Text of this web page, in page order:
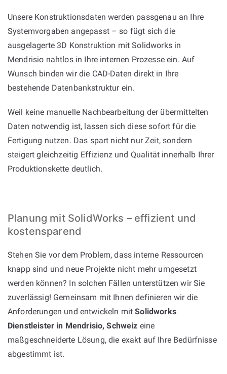
Unsere Konstruktionsdaten werden passgenau an Ihre
Systemvorgaben angepasst – so fügt sich die
ausgelagerte 3D Konstruktion mit Solidworks in
Mendrisio nahtlos in Ihre internen Prozesse ein. Auf
Wunsch binden wir die CAD-Daten direkt in Ihre
bestehende Datenbankstruktur ein.
Weil keine manuelle Nachbearbeitung der übermittelten
Daten notwendig ist, lassen sich diese sofort für die
Fertigung nutzen. Das spart nicht nur Zeit, sondern
steigert gleichzeitig Effizienz und Qualität innerhalb Ihrer
Produktionskette deutlich.
Planung mit SolidWorks – effizient und
kostensparend
Stehen Sie vor dem Problem, dass interne Ressourcen
knapp sind und neue Projekte nicht mehr umgesetzt
werden können? In solchen Fällen unterstützen wir Sie
zuverlässig! Gemeinsam mit Ihnen definieren wir die
Anforderungen und entwickeln mit Solidworks
Dienstleister in Mendrisio, Schweiz eine
maßgeschneiderte Lösung, die exakt auf Ihre Bedürfnisse
abgestimmt ist.